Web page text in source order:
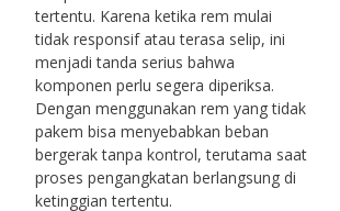
tertentu. Karena ketika rem mulai
tidak responsif atau terasa selip, ini
menjadi tanda serius bahwa
komponen perlu segera diperiksa.
Dengan menggunakan rem yang tidak
pakem bisa menyebabkan beban
bergerak tanpa kontrol, terutama saat
proses pengangkatan berlangsung di
ketinggian tertentu.